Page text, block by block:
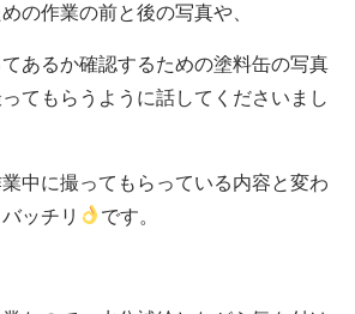
の作業の前と後の写真や、
あるか確認するための塗料缶の写真
てもらうように話してくださいまし
中に撮ってもらっている内容と変わ
ッチリ
です。